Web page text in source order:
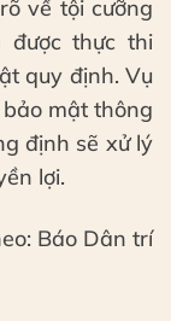
về tội cưỡng
được thực thi
quy định. Vụ
mật thông
định sẽ xử lý
lợi.
Báo Dân trí